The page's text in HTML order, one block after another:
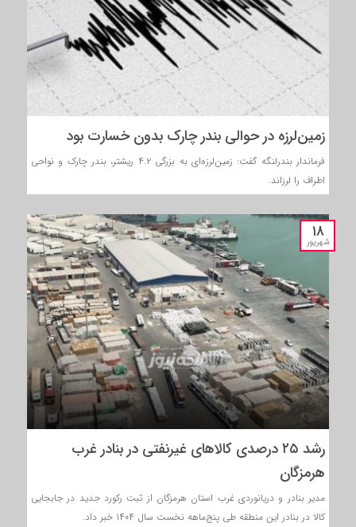
زمین‌لرزه در حوالی بندر چارک بدون خسارت بود
فرماندار بندرلنگه گفت: زمین‌لرزه‌ای به بزرگی ۴.۲ ریشتر، بندر چارک و نواحی
اطراف را لرزاند.
۱۸
شهریور
رشد ۲۵ درصدی کالاهای غیرنفتی در بنادر غرب
هرمزگان
مدیر بنادر و دریانوردی غرب استان هرمزگان از ثبت رکورد جدید در جابجایی
کالا در بنادر این منطقه طی پنج‌ماهه نخست سال ۱۴۰۴ خبر داد.